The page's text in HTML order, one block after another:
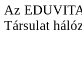
Az
Társulat